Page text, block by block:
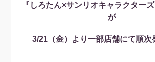
『しろたん×サンリオキャラクター
が
3/21（金）より一部店舗にて順次